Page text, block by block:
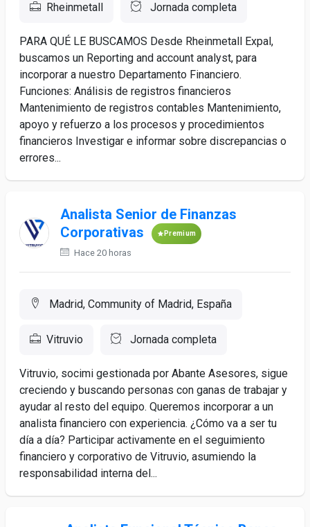
Rheinmetall Jornada completa
PARA QUÉ LE BUSCAMOS Desde Rheinmetall Expal,
buscamos un Reporting and account analyst, para
incorporar a nuestro Departamento Financiero.
Funciones: Análisis de registros financieros
Mantenimiento de registros contables Mantenimiento,
apoyo y refuerzo a los procesos y procedimientos
financieros Investigar e informar sobre discrepancias o
errores...
Analista Senior de Finanzas
Corporativas
Premium
Hace 20 horas
Madrid, Community of Madrid, España
Vitruvio Jornada completa
Vitruvio, socimi gestionada por Abante Asesores, sigue
creciendo y buscando personas con ganas de trabajar y
ayudar al resto del equipo. Queremos incorporar a un
analista financiero con experiencia. ¿Cómo va a ser tu
día a día? Participar activamente en el seguimiento
financiero y corporativo de Vitruvio, asumiendo la
responsabilidad interna del...